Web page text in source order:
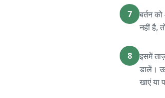
7
बर्तन
नहीं है,
8
इसमें
डालें।
खाएं या